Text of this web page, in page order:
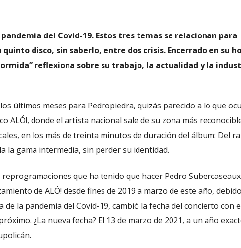
del Covid-19. Estos tres temas se relacionan para
disco, sin saberlo, entre dos crisis. Encerrado en su
reflexiona sobre su trabajo, la actualidad y la
últimos meses para Pedropiedra, quizás parecido a lo que
ALÓ!, donde el artista nacional sale de su zona más
en los más de treinta minutos de duración del álbum: Del
la gama intermedia, sin perder su identidad.
que ha tenido que hacer Pedro
de ALÓ! desde fines de 2019 a marzo de este año,
de la pandemia del Covid-19, cambió la fecha del concierto con
¿La nueva fecha? El 13 de marzo de 2021, a un año